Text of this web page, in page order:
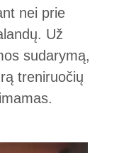
nei prie
Už
sudarymą,
treniruočių